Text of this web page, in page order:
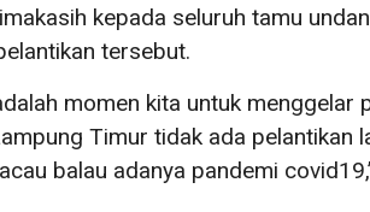
kepada seluruh tamu
tersebut.
momen kita untuk menggelar
Timur tidak ada pelantikan
balau adanya pandemi